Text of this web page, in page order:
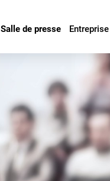
Salle de presse Entreprise